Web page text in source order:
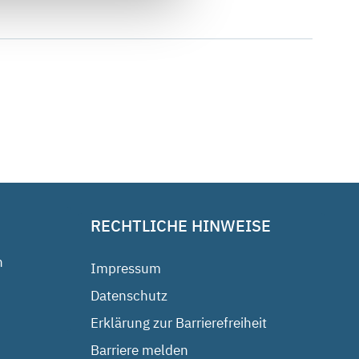
RECHTLICHE HINWEISE
Impressum
Datenschutz
Erklärung zur Barrierefreiheit
Barriere melden